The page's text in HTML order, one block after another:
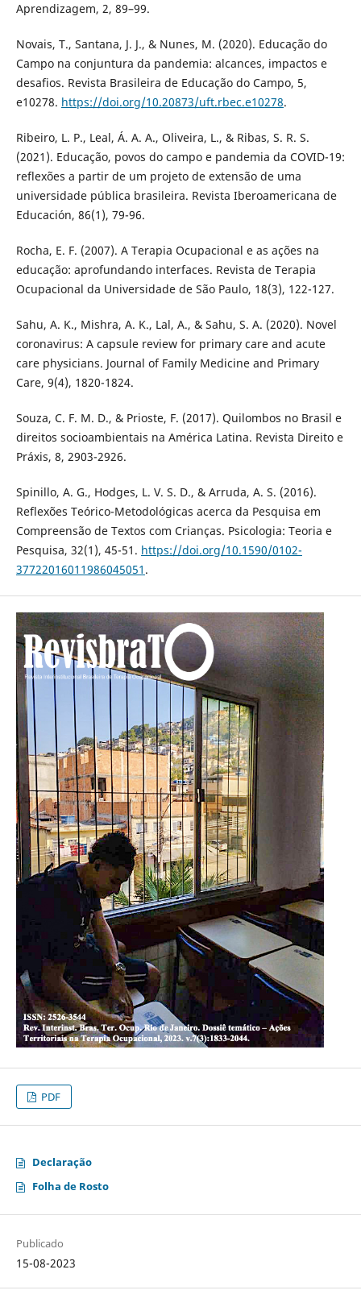
Aprendizagem, 2, 89–99.
Novais, T., Santana, J. J., & Nunes, M. (2020). Educação do
Campo na conjuntura da pandemia: alcances, impactos e
desafios. Revista Brasileira de Educação do Campo, 5,
e10278. https://doi.org/10.20873/uft.rbec.e10278.
Ribeiro, L. P., Leal, Á. A. A., Oliveira, L., & Ribas, S. R. S.
(2021). Educação, povos do campo e pandemia da COVID-19:
reflexões a partir de um projeto de extensão de uma
universidade pública brasileira. Revista Iberoamericana de
Educación, 86(1), 79-96.
Rocha, E. F. (2007). A Terapia Ocupacional e as ações na
educação: aprofundando interfaces. Revista de Terapia
Ocupacional da Universidade de São Paulo, 18(3), 122-127.
Sahu, A. K., Mishra, A. K., Lal, A., & Sahu, S. A. (2020). Novel
coronavirus: A capsule review for primary care and acute
care physicians. Journal of Family Medicine and Primary
Care, 9(4), 1820-1824.
Souza, C. F. M. D., & Prioste, F. (2017). Quilombos no Brasil e
direitos socioambientais na América Latina. Revista Direito e
Práxis, 8, 2903-2926.
Spinillo, A. G., Hodges, L. V. S. D., & Arruda, A. S. (2016).
Reflexões Teórico-Metodológicas acerca da Pesquisa em
Compreensão de Textos com Crianças. Psicologia: Teoria e
Pesquisa, 32(1), 45-51. https://doi.org/10.1590/0102-
37722016011986045051 .
PDF
Declaração
Folha de Rosto
Publicado
15-08-2023